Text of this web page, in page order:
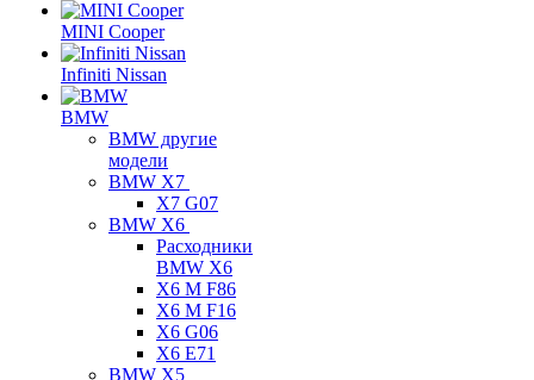
MINI Cooper
Infiniti Nissan
BMW
BMW другие
модели
BMW X7
X7 G07
BMW X6
Расходники
BMW X6
X6 M F86
X6 M F16
X6 G06
X6 E71
BMW X5